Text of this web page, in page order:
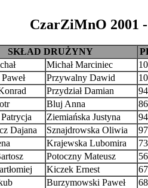
CzarZiMnO 2001
SKŁAD DRUŻYNY
Michał Marciniec
Przywalny Dawid
Przydział Damian
Bluj Anna
Ziemiańska Justyna
Dajana Sznajdrowska Oliwia
Krajewska Lubomira
Potoczny Mateusz
Kiczek Ernest
Burzymowski Paweł